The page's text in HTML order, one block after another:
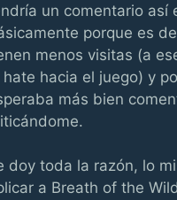
un comentario así
porque es
menos visitas (a
hate hacia el juego) y
más bien
doy toda la razón, lo
a Breath of the